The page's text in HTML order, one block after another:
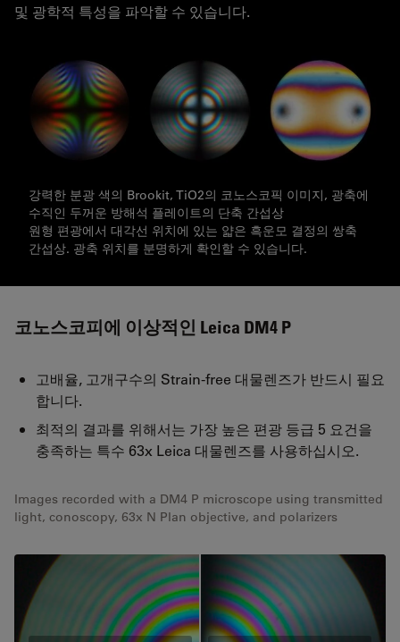
및 광학적 특성을 파악할 수 있습니다.
강력한 분광 색의 Brookit, TiO2의 코노스코픽 이미지, 광축에
수직인 두꺼운 방해석 플레이트의 단축 간섭상
원형 편광에서 대각선 위치에 있는 얇은 흑운모 결정의 쌍축
간섭상. 광축 위치를 분명하게 확인할 수 있습니다.
코노스코피에 이상적인 Leica DM4 P
고배율, 고개구수의 Strain-free 대물렌즈가 반드시 필요
합니다.
최적의 결과를 위해서는 가장 높은 편광 등급 5 요건을
충족하는 특수 63x Leica 대물렌즈를 사용하십시오.
Images recorded with a DM4 P microscope using transmitted
light, conoscopy, 63x N Plan objective, and polarizers